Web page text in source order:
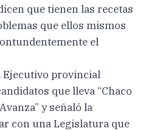
que tienen las recetas
que ellos mismos
el
Ejecutivo provincial
que lleva “Chaco
y señaló la
con una Legislatura que